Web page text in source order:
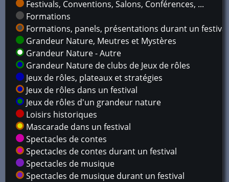
Festivals, Conventions, Salons, Conférences, ...
Formations
Formations, panels, présentations durant un festival
Grandeur Nature, Meutres et Mystères
Grandeur Nature - Autre
Grandeur Nature de clubs de Jeux de rôles
Jeux de rôles, plateaux et stratégies
Jeux de rôles dans un festival
Jeux de rôles d'un grandeur nature
Loisirs historiques
Mascarade dans un festival
Spectacles de contes
Spectacles de contes durant un festival
Spectacles de musique
Spectacles de musique durant un festival